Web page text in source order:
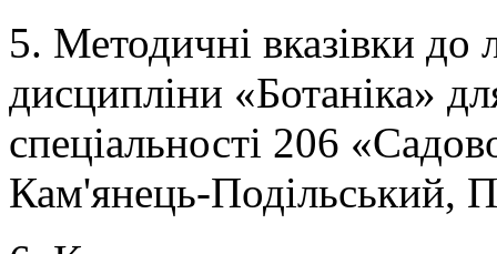
5. Методичні вказівки до
дисципліни «Ботаніка»
спеціальності 206
Кам'янець-Подільський,